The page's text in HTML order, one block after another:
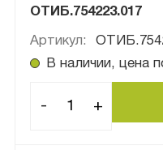
ОТИБ.754223.017
Артикул:
В наличии, цена
- +